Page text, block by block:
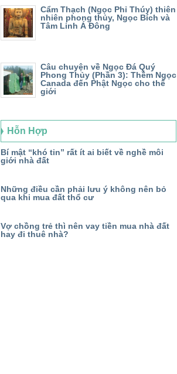
Cẩm Thạch (Ngọc Phỉ Thúy) thiên
nhiên phong thủy, Ngọc Bích và
Tâm Linh Á Đông
Câu chuyện về Ngọc Đá Quý
Phong Thủy (Phần 3): Thềm Ngọc
Canada đến Phật Ngọc cho thế
giới
Hỗn Hợp
Bí mật “khó tin” rất ít ai biết về nghề môi
giới nhà đất
Những điều cần phải lưu ý không nên bỏ
qua khi mua đất thổ cư
Vợ chồng trẻ thì nên vay tiền mua nhà đất
hay đi thuê nhà?